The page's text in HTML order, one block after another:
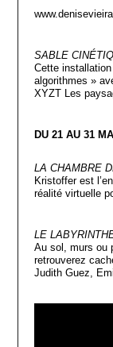
SABLE
Cette
algorithmes »
XYZT Les
DU 21 AU 31
LA CHAMBRE
Kristoffer est
réalité virtuelle
LE
Au sol, murs ou
retrouverez
Judith Guez,